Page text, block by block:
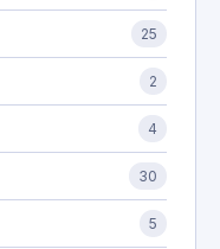
25
2
4
30
5